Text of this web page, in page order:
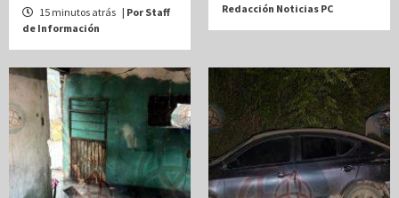
15 minutos atrás | Por Staff
de Información
Redacción Noticias PC